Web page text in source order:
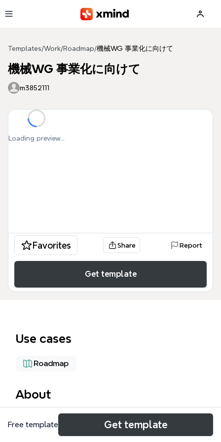
Templates/Work/Roadmap/機械WG 事業化に向けて
機械WG 事業化に向けて
m3852111
Loading preview...
Favorites Share Report
Get template
Use cases
Roadmap
About
機械WG（ワーキンググループ）の事業化を推進する
ための戦略マップです。マーケット分析、スキルアッ
Free template Get template